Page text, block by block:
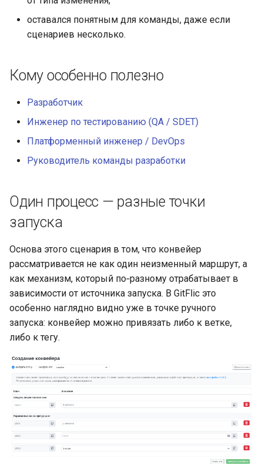
Push-операции
Conda
Conan
агентов
Окружения
Компоненты
Подмодули
Методы для Окружений
Методы для Проблем
Методы для Реестра
пакетов
реестра
Методы для Релизов
Методы для Тегов
Методы для Файлов
Методы для CI/CD
Импортонезависимый и
инженерная практика, а не
внешний бумажный
процесс
Масштабирование
несколько команд,
контуров и продуктов
владения инженерной
платформой
Платформенная инженерия
как следующий уровень
зрелости DevOps-контура
снижение когнитивной
нагрузки разработчиков
через платформенный
контур
Подготовка ядра будущего
IDP-стандарта
оставался понятным для команды, даже если
сценариев несколько.
Кому особенно полезно
Разработчик
Инженер по тестированию (QA / SDET)
Платформенный инженер / DevOps
Руководитель команды разработки
Один процесс — разные точки
запуска
Основа этого сценария в том, что конвейер
рассматривается не как один неизменный маршрут, а
как механизм, который по‑разному отрабатывает в
зависимости от источника запуска. В GitFlic это
особенно наглядно видно уже в точке ручного
запуска: конвейер можно привязать либо к ветке,
либо к тегу.